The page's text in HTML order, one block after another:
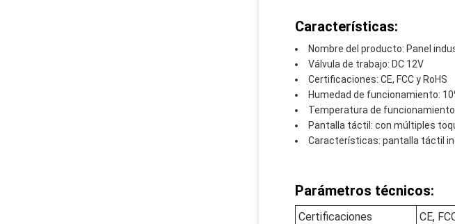
Características:
Nombre del producto: Panel
Válvula de trabajo: DC 12V
Certificaciones: CE, FCC y RoHS
Humedad de funcionamiento:
Temperatura de
Pantalla táctil: con múltiples
Características: pantalla táctil
Parámetros técnicos:
Certificaciones CE,